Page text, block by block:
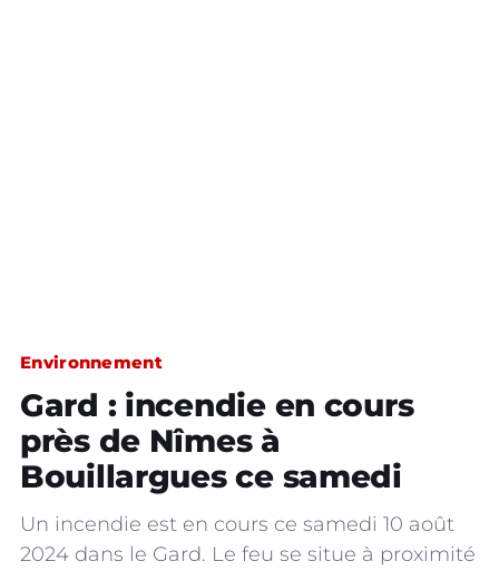
Environnement
Gard : incendie en cours
près de Nîmes à
Bouillargues ce samedi
Un incendie est en cours ce samedi 10 août
2024 dans le Gard. Le feu se situe à proximité